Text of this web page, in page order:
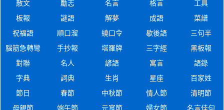
散文
勵志 名言 格言
工具
板報
謎語 解夢 成語
菜譜
祝福語
順口溜 繞口令 歇後語
三句半
腦筋急轉彎
手抄報 塔羅牌 三字經
黑板報
對聯
名人 諺語 寓言
語錄
字典
詞典 生肖 星座
百家姓
節日
春節 中秋節 情人節
清明節
母親節
端午節 元宵節 婦女節 名言佳句